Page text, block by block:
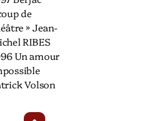
de
» Jean-
RIBES
Un amour
Volson